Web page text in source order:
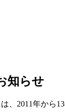
知らせ
2011年から